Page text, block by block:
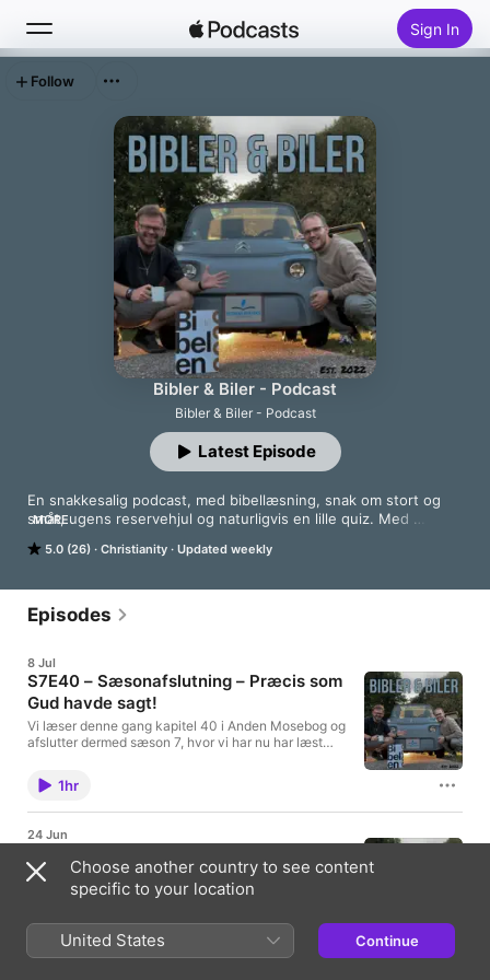
Sign In
Top Charts
Bibler & Biler - Podcast
Bibler & Biler - Podcast
5.0 (26) Christianity Updated weekly
En snakkesalig podcast, med bibellæsning, snak om stort og
småt, ugens reservehjul og naturligvis en lille quiz. Med
Byskov Lind. Præsenteres i samarbejde med Herning Bykirke.
MORE
Latest Episode
Follow
Episodes
8 Jul
S7E40 – Sæsonafslutning – Præcis som
Gud havde sagt!
Vi læser denne gang kapitel 40 i Anden Mosebog og
afslutter dermed sæson 7, hvor vi har nu har læst
afsnit. Hver er mon den store vinder?
1hr
24 Jun
Vi læser denne gang kapitel 38 og 39 i Anden
Mosebog i Biblen 2020. Dagens quiz handler om den
1hr 1min
Choose another country to see content
specific to your location
United States Continue